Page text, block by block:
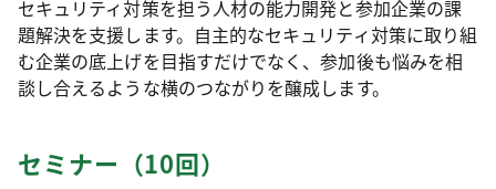
セキュリティ対策を担う人材の能力開発と参加企業の課
題解決を支援します。自主的なセキュリティ対策に取り組
む企業の底上げを目指すだけでなく、参加後も悩みを相
談し合えるような横のつながりを醸成します。
セミナー（10回）